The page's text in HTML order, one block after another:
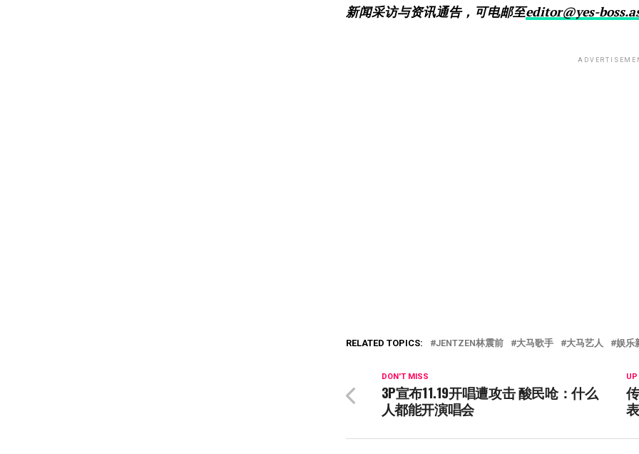
新闻采访与资讯通告，可电邮至editor@yes-
RELATED TOPICS: JENTZEN林震前 大马歌手 大马艺人 娱乐
UP
DON'T MISS
3P宣布11.19开唱遭攻击 酸民呛：什么
人都能开演唱会